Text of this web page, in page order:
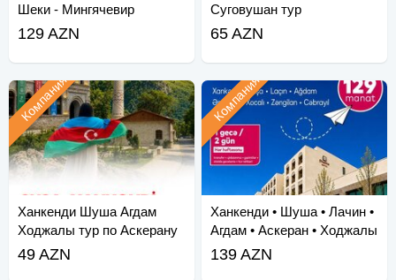
Шеки - Мингячевир
129 AZN
Суговушан тур
65 AZN
Ханкенди Шуша Агдам
Ходжалы тур по Аскерану
Компания
49 AZN
Ханкенди • Шуша • Лачин •
Агдам • Аскеран • Ходжалы
• За
Компания
139 AZN